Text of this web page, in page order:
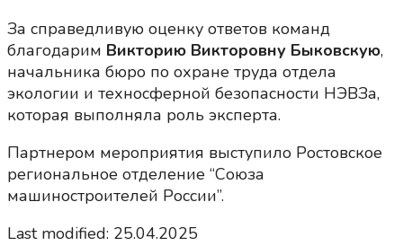
За справедливую оценку ответов команд
благодарим Викторию Викторовну Быковскую,
начальника бюро по охране труда отдела
экологии и техносферной безопасности НЭВЗа,
которая выполняла роль эксперта.
Партнером мероприятия выступило Ростовское
региональное отделение “Союза
машиностроителей России”.
Last modified: 25.04.2025